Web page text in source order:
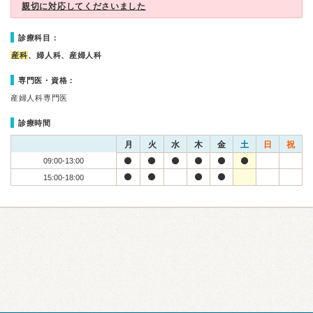
親切に対応してくださいました
診療科目：
産科、婦人科、産婦人科
専門医・資格：
産婦人科専門医
診療時間
月 火 水 木 金 土 日 祝
09:00-13:00
15:00-18:00